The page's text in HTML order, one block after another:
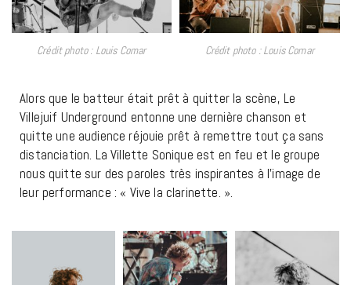
Crédit photo : Louis Comar Crédit photo : Louis Comar
Alors que le batteur était prêt à quitter la scène, Le
Villejuif Underground entonne une dernière chanson et
quitte une audience réjouie prêt à remettre tout ça sans
distanciation. La Villette Sonique est en feu et le groupe
nous quitte sur des paroles très inspirantes à l’image de
leur performance : « Vive la clarinette. ».